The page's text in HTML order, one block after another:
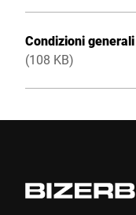
Condizioni
(108 KB)